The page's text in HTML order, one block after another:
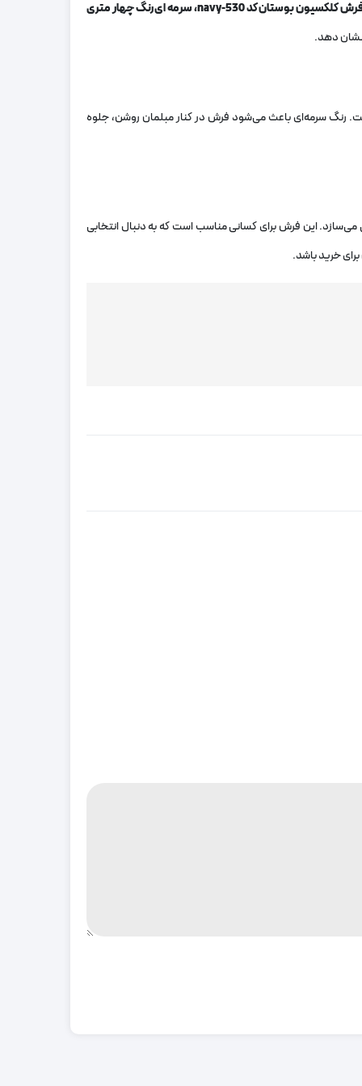
کلکسیون بوستان کد 530 -navy
، سرمه ای رنگ چهار متری
نشان دهد.
رنگ سرمه‌ای باعث می‌شود فرش در کنار مبلمان روشن، جلوه
این فرش برای کسانی مناسب است که به دنبال انتخابی
خرید باشد.